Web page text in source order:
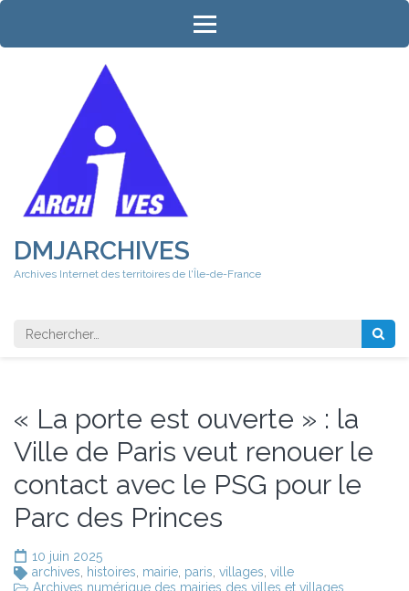
Aller
contenu
DMJARCHIVES
Archives Internet des territoires de l'Île-de-France
Rechercher
« La porte est ouverte » : la
Ville de Paris veut renouer le
contact avec le PSG pour le
Parc des Princes
10 juin 2025
archives
histoires mairie paris villages ville
Archives numérique des mairies des villes et villages